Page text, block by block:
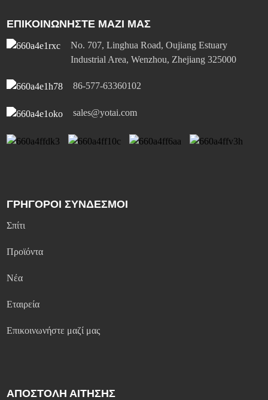
ΕΠΙΚΟΙΝΩΝΗΣΤΕ ΜΑΖΙ ΜΑΣ
No. 707, Linghua Road, Oujiang Estuary
Industrial Area, Wenzhou, Zhejiang 325000
86-577-63360102
sales@yotai.com
ΓΡΗΓΟΡΟΙ ΣΥΝΔΕΣΜΟΙ
Σπίτι
Προϊόντα
Νέα
Εταιρεία
Επικοινωνήστε μαζί μας
ΑΠΟΣΤΟΛΗ ΑΙΤΗΣΗΣ